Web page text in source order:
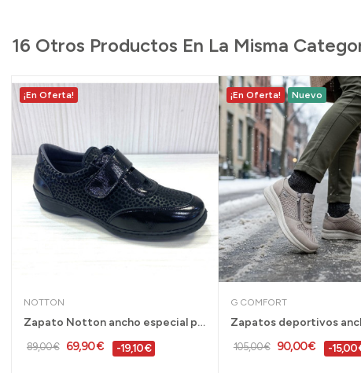
16 Otros Productos En La Misma
¡En Oferta!
NOTTON
Zapato Notton ancho especial para mujer con...
89,00 € 69,90 € -19,10 €
¡En Oferta! Nuevo
G COMFORT
105,00 € 90,00 € -15,00